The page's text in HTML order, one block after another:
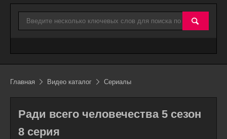
Главная Видео каталог Сериалы
Ради всего человечества 5 сезон
8 серия